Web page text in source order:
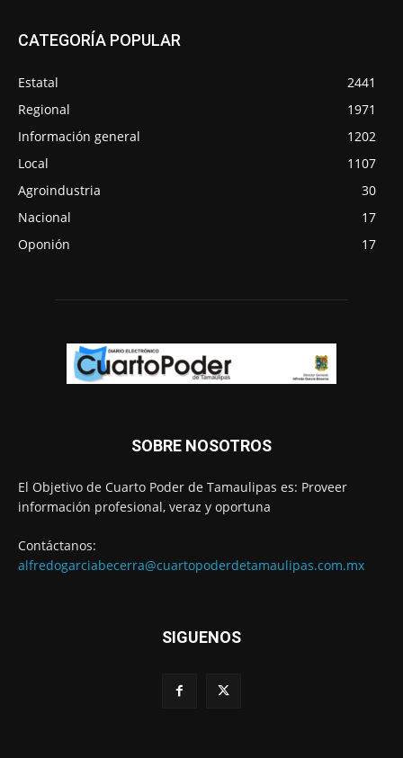
CATEGORÍA POPULAR
Estatal
2441
Regional
1971
Información general
1202
Local
1107
Agroindustria
30
Nacional
17
Oponión
17
SOBRE NOSOTROS
El Objetivo de Cuarto Poder de Tamaulipas es: Proveer
información profesional, veraz y oportuna
Contáctanos:
alfredogarciabecerra@cuartopoderdetamaulipas.com.mx
SIGUENOS